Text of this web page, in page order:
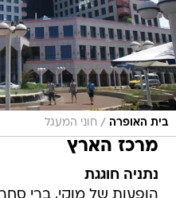
בית האופרה / חוני המעגל
מרכז הארץ
נתניה חוגגת